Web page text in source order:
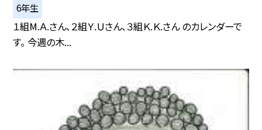
6年生
１組М.Ａ.さん、２組Ｙ.Ｕさん、３組Ｋ.Ｋ.さん のカレンダーで
す。 今週の木...